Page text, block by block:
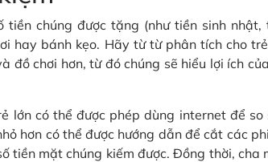
chúng được tặng (như tiền sinh
hay bánh kẹo. Hãy từ từ phân tích cho
đồ chơi hơn, từ đó chúng sẽ hiểu lợi ích
lớn có thể được phép dùng internet để
hơn có thể được hướng dẫn để cắt các
tiền mặt chúng kiếm được. Đồng thời, cha